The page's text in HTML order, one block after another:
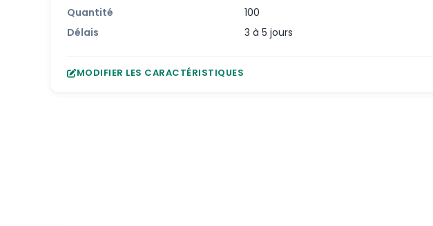
Quantité
100
Délais
3 à 5 jours
MODIFIER LES CARACTÉRISTIQUES